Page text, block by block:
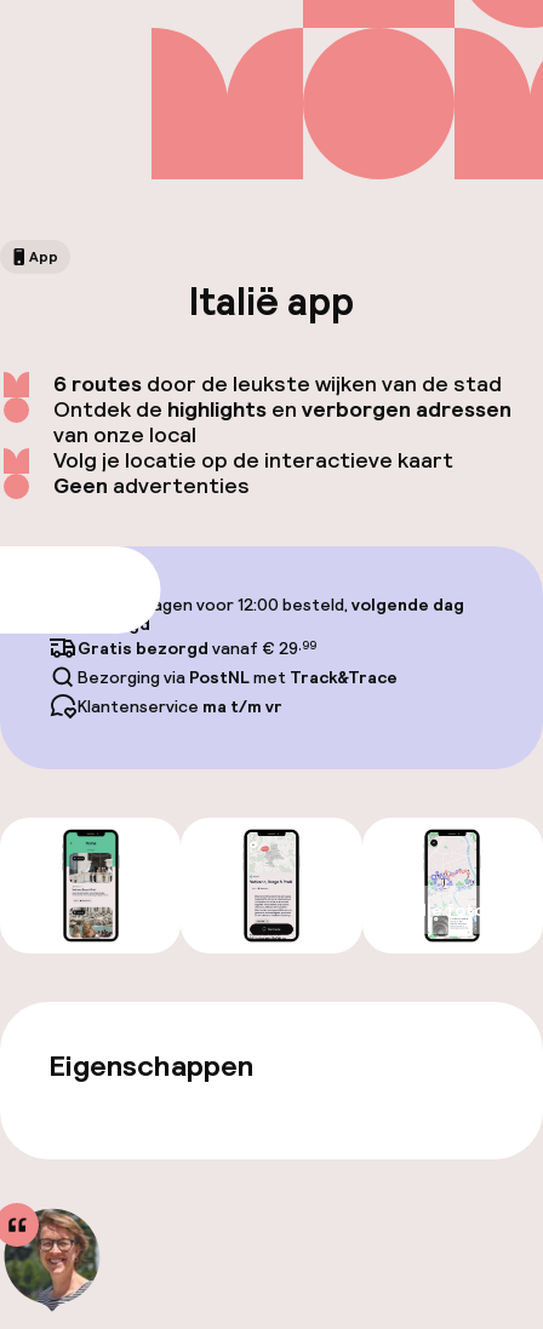
App
Italië app
6 routes door de leukste wijken van de stad
Ontdek de highlights en verborgen adressen
van onze local
Volg je locatie op de interactieve kaart
Geen advertenties
Op werkdagen voor 12:00 besteld,volgende dag
bezorgd
Gratis bezorgd vanaf € 29,99
Bezorging via PostNLmet Track&Trace
Klantenservice ma t/m vr
Alle foto’s
Eigenschappen